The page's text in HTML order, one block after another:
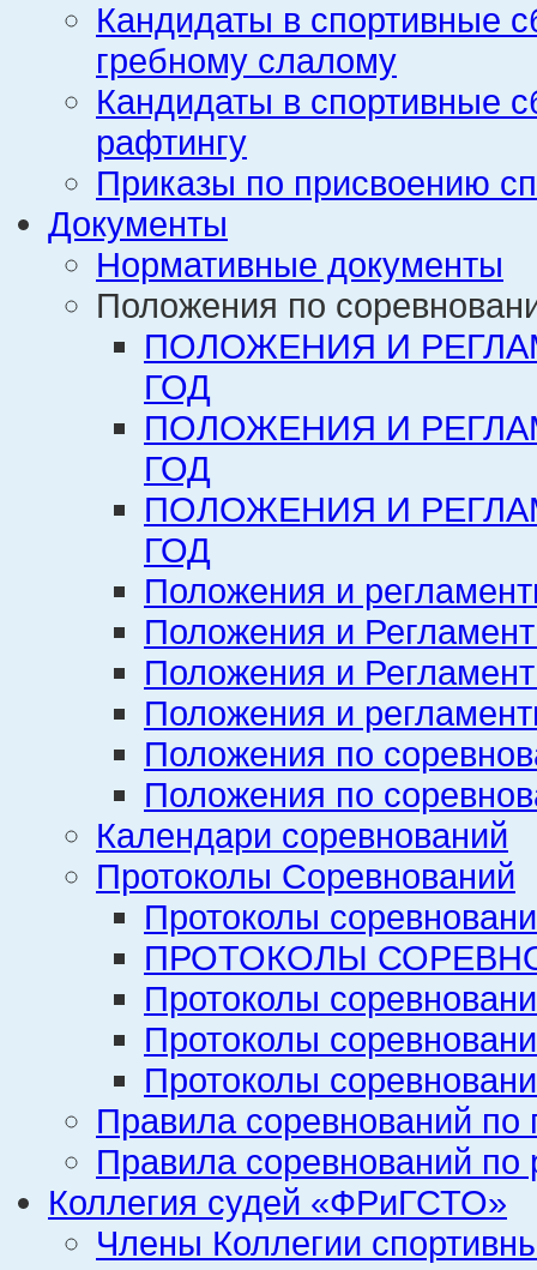
Кандидаты в спортивные
гребному слалому
Кандидаты в спортивные
рафтингу
Приказы по присвоению
Документы
Нормативные документы
Положения по
ПОЛОЖЕНИЯ И
ГОД
ПОЛОЖЕНИЯ И
ГОД
ПОЛОЖЕНИЯ И
ГОД
Положения и
Положения и
Положения и
Положения и
Положения по
Положения по
Календари соревнований
Протоколы Соревнований
Протоколы
ПРОТОКОЛЫ
Протоколы
Протоколы
Протоколы
Правила соревнований по
Правила соревнований по
Коллегия судей «ФРиГСТО»
Члены Коллегии